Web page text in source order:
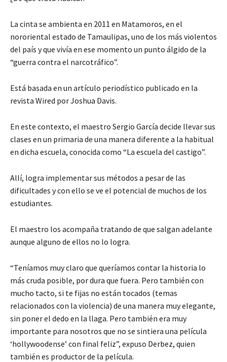
La cinta se ambienta en 2011 en Matamoros, en el
nororiental estado de Tamaulipas, uno de los más violentos
del país y que vivía en ese momento un punto álgido de la
“guerra contra el narcotráfico”.
Está basada en un artículo periodístico publicado en la
revista Wired por Joshua Davis.
En este contexto, el maestro Sergio García decide llevar sus
clases en un primaria de una manera diferente a la habitual
en dicha escuela, conocida como “La escuela del castigo”.
Allí, logra implementar sus métodos a pesar de las
dificultades y con ello se ve el potencial de muchos de los
estudiantes.
El maestro los acompaña tratando de que salgan adelante
aunque alguno de ellos no lo logra.
“Teníamos muy claro que queríamos contar la historia lo
más cruda posible, por dura que fuera. Pero también con
mucho tacto, si te fijas no están tocados (temas
relacionados con la violencia) de una manera muy elegante,
sin poner el dedo en la llaga. Pero también era muy
importante para nosotros que no se sintiera una película
‘hollywoodense’ con final feliz”, expuso Derbez, quien
también es productor de la película.